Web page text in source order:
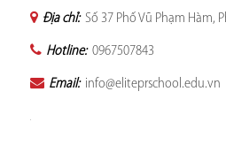
Địa chỉ: Số 37 Phố Vũ Phạm Hàm,
Hotline: 0967507843
Email: info@eliteprschool.edu.vn